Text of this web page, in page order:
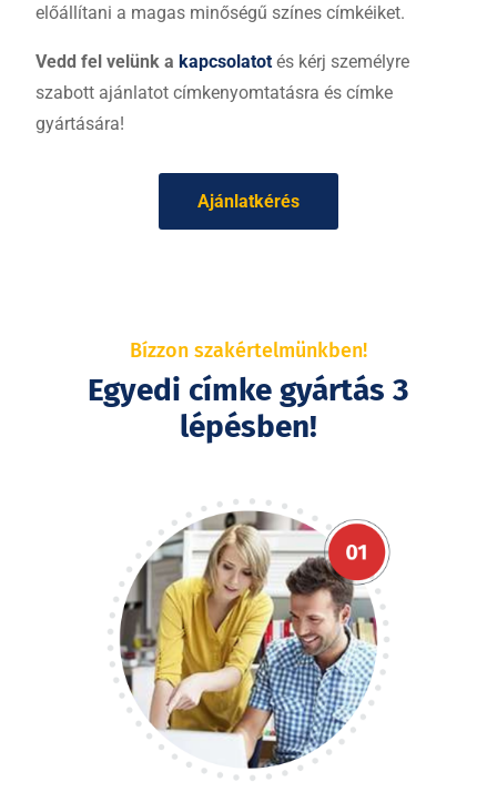
előállítani a magas minőségű színes címkéiket.
Vedd fel velünk a kapcsolatot és kérj személyre
szabott ajánlatot címkenyomtatásra és címke
gyártására!
Ajánlatkérés
Bízzon szakértelmünkben!
Egyedi címke gyártás 3
lépésben!